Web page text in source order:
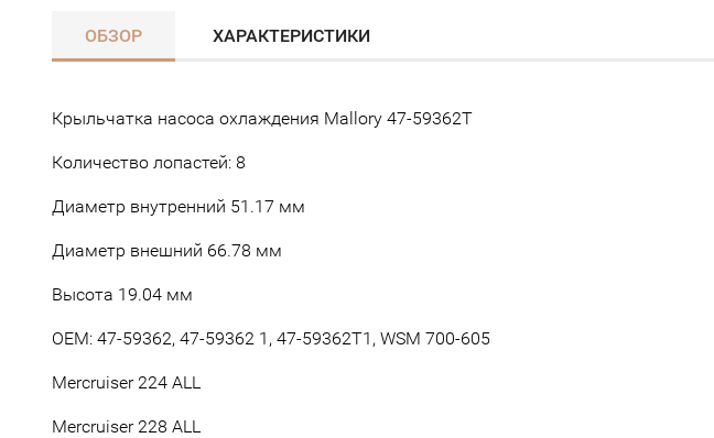
ОБЗОР ХАРАКТЕРИСТИКИ
Крыльчатка насоса охлаждения Mallory 47-59362T
Количество лопастей: 8
Диаметр внутренний 51.17 мм
Диаметр внешний 66.78 мм
Высота 19.04 мм
OEM: 47-59362, 47-59362 1, 47-59362T1, WSM 700-605
Mercruiser 224 ALL
Mercruiser 228 ALL